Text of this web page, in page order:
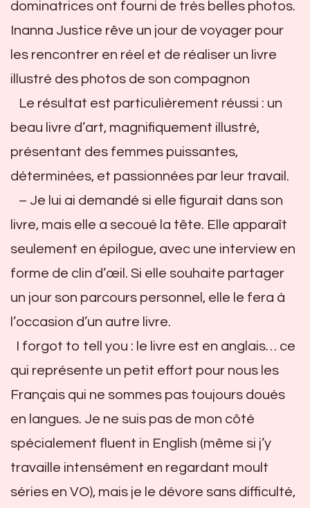
dominatrices ont fourni de très belles photos.
Inanna Justice rêve un jour de voyager pour
les rencontrer en réel et de réaliser un livre
illustré des photos de son compagnon
Le résultat est particulièrement réussi : un
beau livre d’art, magnifiquement illustré,
présentant des femmes puissantes,
déterminées, et passionnées par leur travail.
– Je lui ai demandé si elle figurait dans son
livre, mais elle a secoué la tête. Elle apparaît
seulement en épilogue, avec une interview en
forme de clin d’œil. Si elle souhaite partager
un jour son parcours personnel, elle le fera à
l’occasion d’un autre livre.
I forgot to tell you : le livre est en anglais… ce
qui représente un petit effort pour nous les
Français qui ne sommes pas toujours doués
en langues. Je ne suis pas de mon côté
spécialement fluent in English (même si j’y
travaille intensément en regardant moult
séries en VO), mais je le dévore sans difficulté,